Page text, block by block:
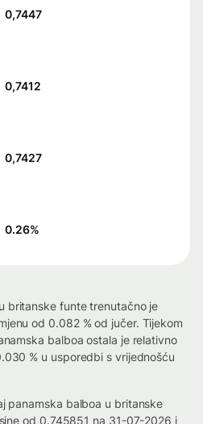
0,7447
0,7412
0,7427
0.26%
britanske funte trenutačno je
od 0.082 % od jučer. Tijekom
balboa ostala je relativno
% u usporedbi s vrijednošću
panamska balboa u britanske
od 0.745851 na 31-07-2026 i